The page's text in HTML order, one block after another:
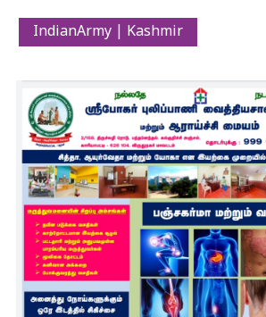
IndianArmy | Kashmir